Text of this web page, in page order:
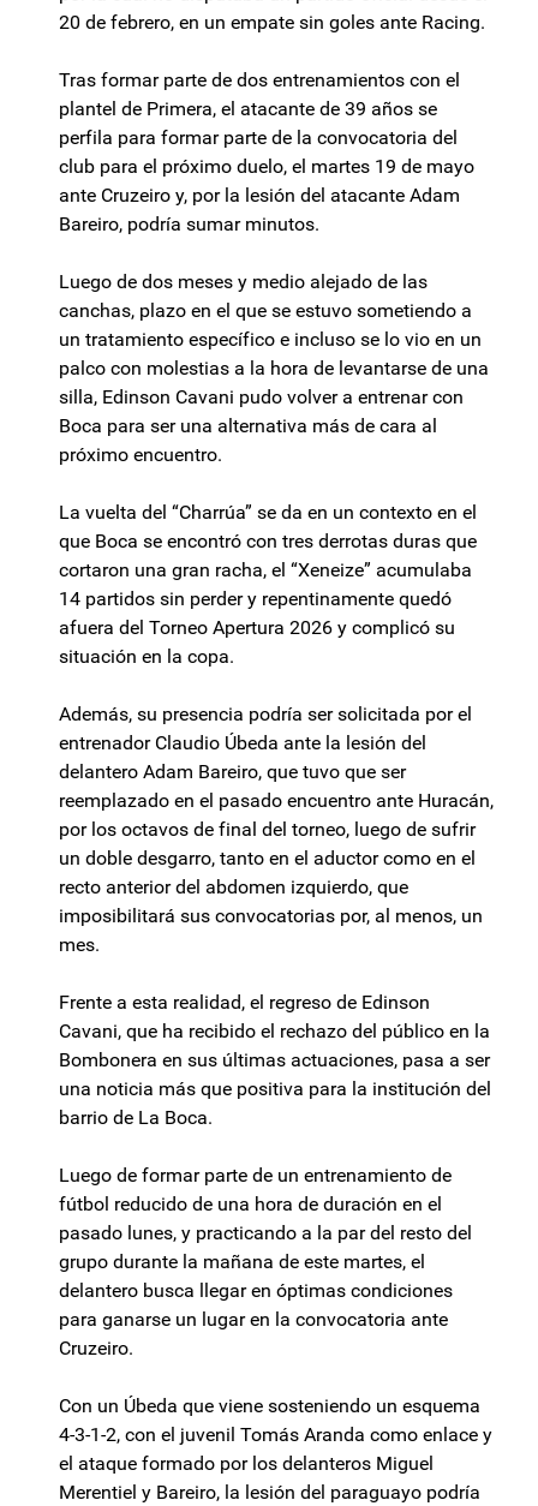
20 de febrero, en un empate sin goles ante Racing.
Tras formar parte de dos entrenamientos con el
plantel de Primera, el atacante de 39 años se
perfila para formar parte de la convocatoria del
club para el próximo duelo, el martes 19 de mayo
ante Cruzeiro y, por la lesión del atacante Adam
Bareiro, podría sumar minutos.
Luego de dos meses y medio alejado de las
canchas, plazo en el que se estuvo sometiendo a
un tratamiento específico e incluso se lo vio en un
palco con molestias a la hora de levantarse de una
silla, Edinson Cavani pudo volver a entrenar con
Boca para ser una alternativa más de cara al
próximo encuentro.
La vuelta del “Charrúa” se da en un contexto en el
que Boca se encontró con tres derrotas duras que
cortaron una gran racha, el “Xeneize” acumulaba
14 partidos sin perder y repentinamente quedó
afuera del Torneo Apertura 2026 y complicó su
situación en la copa.
Además, su presencia podría ser solicitada por el
entrenador Claudio Úbeda ante la lesión del
delantero Adam Bareiro, que tuvo que ser
reemplazado en el pasado encuentro ante Huracán,
por los octavos de final del torneo, luego de sufrir
un doble desgarro, tanto en el aductor como en el
recto anterior del abdomen izquierdo, que
imposibilitará sus convocatorias por, al menos, un
mes.
Frente a esta realidad, el regreso de Edinson
Cavani, que ha recibido el rechazo del público en la
Bombonera en sus últimas actuaciones, pasa a ser
una noticia más que positiva para la institución del
barrio de La Boca.
Luego de formar parte de un entrenamiento de
fútbol reducido de una hora de duración en el
pasado lunes, y practicando a la par del resto del
grupo durante la mañana de este martes, el
delantero busca llegar en óptimas condiciones
para ganarse un lugar en la convocatoria ante
Cruzeiro.
Con un Úbeda que viene sosteniendo un esquema
4-3-1-2, con el juvenil Tomás Aranda como enlace y
el ataque formado por los delanteros Miguel
Merentiel y Bareiro, la lesión del paraguayo podría